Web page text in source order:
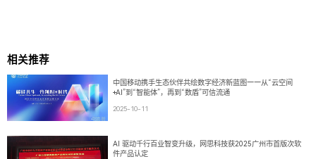
相关推荐
中国移动携手生态伙伴共绘数字经济新蓝图——从“云空间
+AI”到“智能体”，再到“数盾”可信流通
2025-10-11
AI 驱动千行百业智变升级，网思科技获2025广州市首版次软
件产品认定